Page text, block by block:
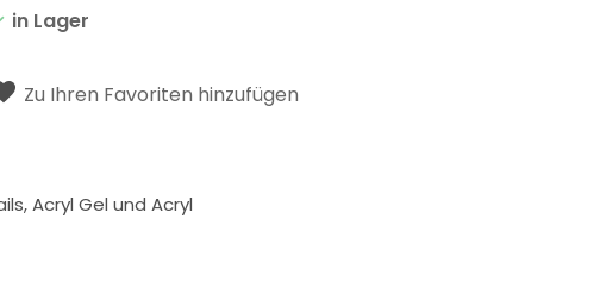
in Lager
Zu Ihren Favoriten hinzufügen
Acryl Gel und Acryl